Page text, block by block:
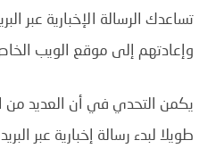
تساعدك الرسالة الإخبارية عبر
وإعادتهم إلى موقع الويب
يكمن التحدي في أن العديد من
طويلا لبدء رسالة إخبارية عبر